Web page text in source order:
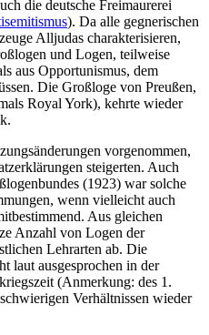
die deutsche Freimaurerei
). Da alle gegnerischen
Alljudas charakterisieren,
und Logen, teilweise
aus Opportunismus, dem
Die Großloge von Preußen,
Royal York), kehrte wieder
vorgenommen,
steigerten. Auch
(1923) war solche
wenn vielleicht auch
Aus gleichen
Anzahl von Logen der
Lehrarten ab. Die
laut ausgesprochen in der
(Anmerkung: des 1.
Verhältnissen wieder